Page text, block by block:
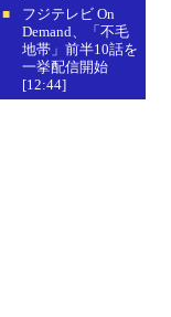
■
フジテレビ On
Demand、「不毛
地帯」前半10話を
一挙配信開始
[12:44]